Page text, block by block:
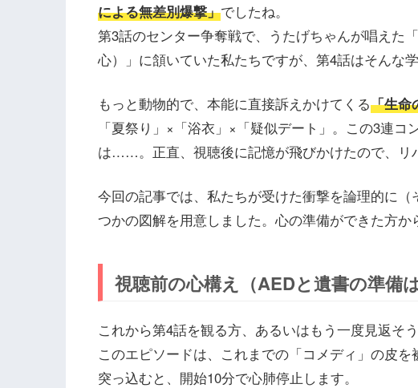
による無差別爆撃」でしたね。
第3話のセンター争奪戦で、うたげちゃんが唱えた
心）」に頷いていた私たちですが、第4話はそんな
もっと動物的で、本能に直接訴えかけてくる「生命
「夏祭り」×「浴衣」×「疑似デート」。この3連
は……。正直、視聴後に記憶が飛びかけたので、リ
今回の記事では、私たちが受けた衝撃を論理的に
つかの図解を用意しました。心の準備ができた方か
視聴前の心構え（AEDと遺書の準備
これから第4話を観る方、あるいはもう一度見返そ
このエピソードは、これまでの「コメディ」の皮
突っ込むと、開始10分で心肺停止します。